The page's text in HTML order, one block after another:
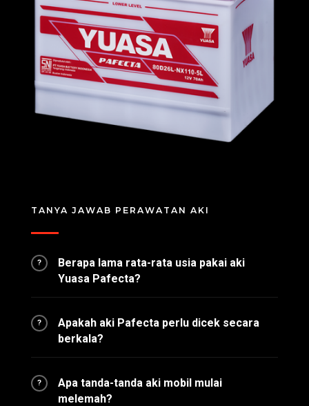
TANYA JAWAB PERAWATAN AKI
?
Berapa lama rata-rata usia pakai aki
Yuasa Pafecta?
?
Apakah aki Pafecta perlu dicek secara
berkala?
?
Apa tanda-tanda aki mobil mulai
melemah?